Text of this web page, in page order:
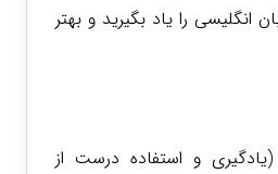
انگلیسی را یاد بگیرید و بهتر
و استفاده درست از